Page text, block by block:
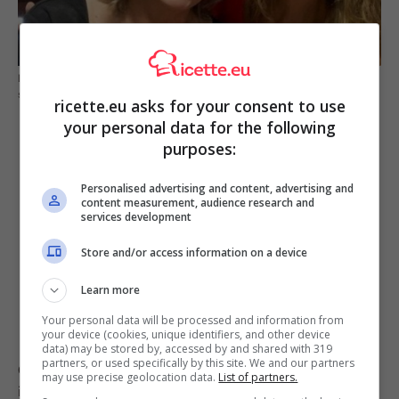
Elisa Isoardi e la mamma Irma: notate anche voi l’incredibile
somiglianza? (Fonte foto: Instagram)
Come si vede dalla foto, le due donne sono davvero
identiche e a quanto pare hanno un legame davvero
ricette.eu asks for your consent to use
your personal data for the following
purposes:
Personalised advertising and content, advertising and
content measurement, audience research and
services development
Store and/or access information on a device
Learn more
Your personal data will be processed and information from
your device (cookies, unique identifiers, and other device
data) may be stored by, accessed by and shared with 319
partners, or used specifically by this site. We and our partners
may use precise geolocation data. List of partners.